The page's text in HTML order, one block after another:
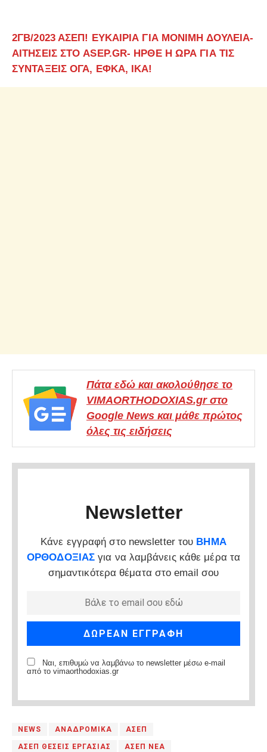
2ΓΒ/2023 ΑΣΕΠ! ΕΥΚΑΙΡΙΑ ΓΙΑ ΜΟΝΙΜΗ ΔΟΥΛΕΙΑ-
ΑΙΤΗΣΕΙΣ ΣΤΟ ASEP.GR- ΗΡΘΕ Η ΩΡΑ ΓΙΑ ΤΙΣ
ΣΥΝΤΑΞΕΙΣ ΟΓΑ, ΕΦΚΑ, ΙΚΑ!
Πάτα εδώ και ακολούθησε το
VIMAORTHODOXIAS.gr στο
Google News και μάθε πρώτος
όλες τις ειδήσεις
Newsletter
Κάνε εγγραφή στο newsletter του ΒΗΜΑ
ΟΡΘΟΔΟΞΙΑΣ για να λαμβάνεις κάθε μέρα τα
σημαντικότερα θέματα στο email σου
Ναι, επιθυμώ να λαμβάνω το newsletter μέσω e-mail
από το vimaorthodoxias.gr
NEWS ΑΝΑΔΡΟΜΙΚΑ ΑΣΕΠ
ΑΣΕΠ ΘΕΣΕΙΣ ΕΡΓΑΣΙΑΣ ΑΣΕΠ ΝΕΑ